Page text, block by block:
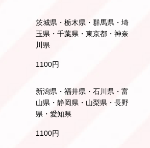
茨城県・栃木県・群馬県・埼
玉県・千葉県・東京都・神奈
川県
1100円
新潟県・福井県・石川県・富
山県・静岡県・山梨県・長野
県・愛知県
1100円